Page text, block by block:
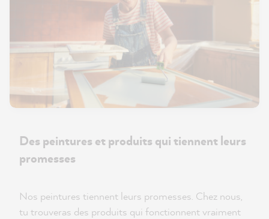
Des peintures et produits qui tiennent leurs
promesses
Nos peintures tiennent leurs promesses. Chez nous,
tu trouveras des produits qui fonctionnent vraiment